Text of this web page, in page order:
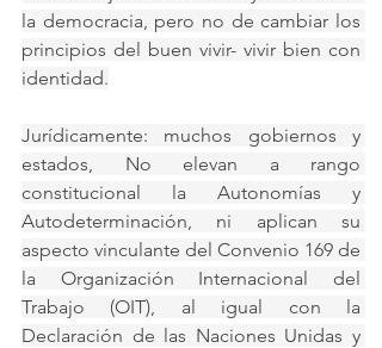
la democracia, pero no de cambiar los
principios del buen vivir- vivir bien con
identidad.
Jurídicamente: muchos gobiernos y
estados, No elevan a rango
constitucional la Autonomías y
Autodeterminación, ni aplican su
aspecto vinculante del Convenio 169 de
la Organización Internacional del
Trabajo (OIT), al igual con la
Declaración de las Naciones Unidas y